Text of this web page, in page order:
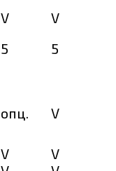
V
V
5
5
опц.
V
V
V